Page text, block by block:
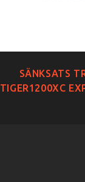
SÄNKSATS
TIGER1200XC